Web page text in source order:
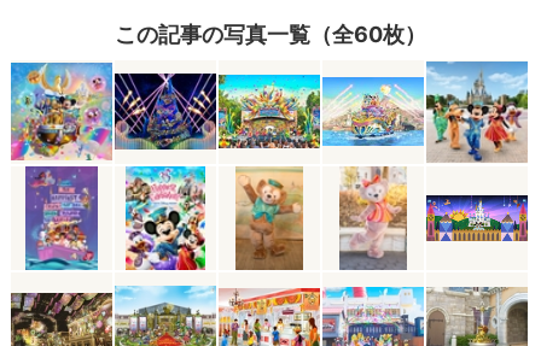
この記事の写真一覧（全60枚）